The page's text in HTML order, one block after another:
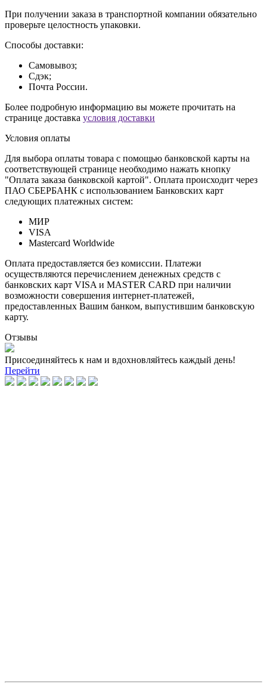
При получении заказа в транспортной компании обязательно
проверьте целостность упаковки.
Способы доставки:
Самовывоз;
Сдэк;
Почта России.
Более подробную информацию вы можете прочитать на
странице доставка условия доставки
Условия оплаты
Для выбора оплаты товара с помощью банковской карты на
соответствующей странице необходимо нажать кнопку
"Оплата заказа банковской картой". Оплата происходит через
ПАО СБЕРБАНК с использованием Банковских карт
следующих платежных систем:
МИР
VISA
Mastercard Worldwide
Оплата предоставляется без комиссии. Платежи
осуществляются перечислением денежных средств с
банковских карт VISA и MASTER CARD при наличии
возможности совершения интернет-платежей,
предоставленных Вашим банком, выпустившим банковскую
карту.
Отзывы
Присоединяйтесь к нам и вдохновляйтесь каждый день!
Перейти